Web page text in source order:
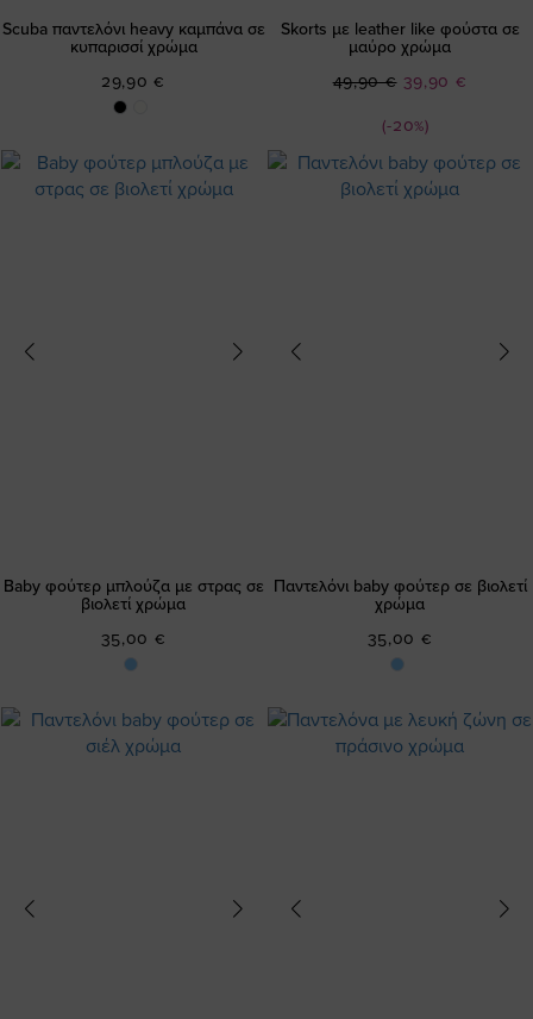
Scuba παντελόνι heavy καμπάνα σε
κυπαρισσί χρώμα
29,90 €
Skorts με leather like φούστα σε
μαύρο χρώμα
(-20%)
Ειδική
39,90 €
49,90 €
Baby φούτερ μπλούζα με στρας σε
βιολετί χρώμα
35,00 €
Παντελόνι baby φούτερ σε βιολετί
χρώμα
35,00 €